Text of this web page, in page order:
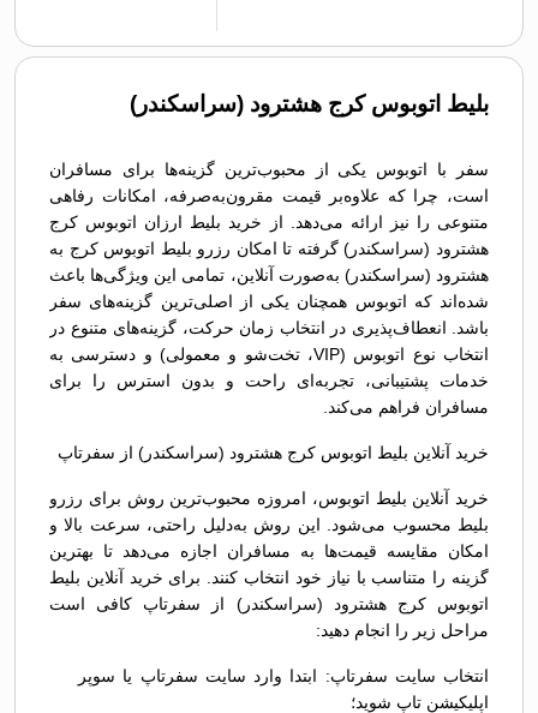
بلیط اتوبوس کرج هشترود (سراسکندر)
سفر با اتوبوس یکی از محبوب‌ترین گزینه‌ها برای مسافران
است، چرا که علاوه‌بر قیمت مقرون‌به‌صرفه، امکانات رفاهی
متنوعی را نیز ارائه می‌دهد. از خرید بلیط ارزان اتوبوس کرج
هشترود (سراسکندر) گرفته تا امکان رزرو بلیط اتوبوس کرج به
هشترود (سراسکندر) به‌صورت آنلاین، تمامی این ویژگی‌ها باعث
شده‌اند که اتوبوس همچنان یکی از اصلی‌ترین گزینه‌های سفر
باشد. انعطاف‌پذیری در انتخاب زمان حرکت، گزینه‌های متنوع در
انتخاب نوع اتوبوس (VIP، تخت‌شو و معمولی) و دسترسی به
خدمات پشتیبانی، تجربه‌ای راحت و بدون استرس را برای
مسافران فراهم می‌کند.
خرید آنلاین بلیط اتوبوس کرج هشترود (سراسکندر) از سفرتاپ
خرید آنلاین بلیط اتوبوس، امروزه محبوب‌ترین روش برای رزرو
بلیط محسوب می‌شود. این روش به‌دلیل راحتی، سرعت بالا و
امکان مقایسه قیمت‌ها به مسافران اجازه می‌دهد تا بهترین
گزینه را متناسب با نیاز خود انتخاب کنند. برای خرید آنلاین بلیط
اتوبوس کرج هشترود (سراسکندر) از سفرتاپ کافی است
مراحل زیر را انجام دهید:
انتخاب سایت سفرتاپ: ابتدا وارد سایت سفرتاپ یا سوپر
اپلیکیشن تاپ شوید؛